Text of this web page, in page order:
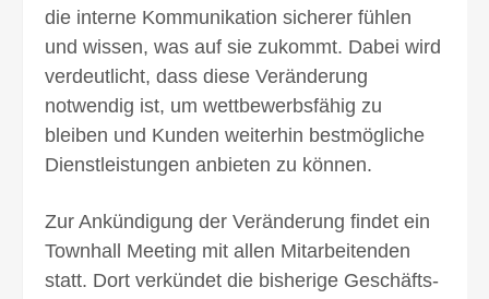
die interne Kommunikation sicherer fühlen
und wissen, was auf sie zukommt. Dabei wird
verdeut­licht, dass diese Verän­derung
notwendig ist, um wettbewerbs­fähig zu
bleiben und Kunden weiter­hin bestmögliche
Dienst­leistungen anbieten zu können.
Zur Ankündigung der Veränderung findet ein
Townhall Meeting mit allen Mitarbeitenden
statt. Dort verkündet die bisherige Geschäfts­